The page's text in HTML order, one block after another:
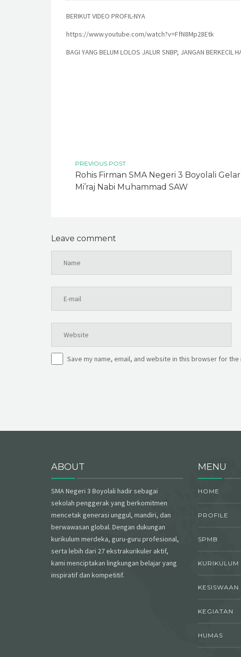
BERIKUT VIDEO PROFIL-NYA
https://www.youtube.com/watch?v=FfN8Mp28Etk
BAGI YANG BELUM LOLOS JALUR SNBP, JANGAN BERKECIL
PREVIOUS POST
Rohis Firman SMA Negeri 3 Boyolali
Mi’raj Nabi Muhammad SAW
Leave comment
Save my name, email, and website in this browser for
ABOUT
SMA Negeri 3 Boyolali hadir sebagai
sekolah penggerak yang berkomitmen
mencetak generasi unggul, mandiri, dan
berwawasan global. Dengan dukungan
kurikulum merdeka, guru-guru profesional,
serta lebih dari 27 ekstrakurikuler aktif,
kami menciptakan lingkungan belajar yang
inspiratif dan kompetitif.
MENU
HOME
PROFILE
SPMB
KURIKULUM
KESISWAAN
KEGIATAN
HUMAS